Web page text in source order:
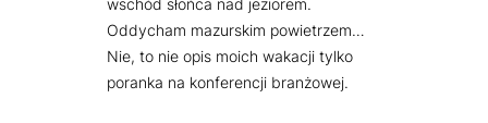
Oddycham mazurskim powietrzem…
Nie, to nie opis moich wakacji tylko
poranka na konferencji branżowej.